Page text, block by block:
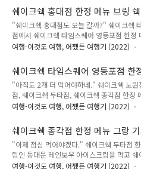
지 않아도 이미 쉐이크쉑 타임스퀘어 영등포
타임 아이스크림을 ..
로 한 계획이 마지막 1개만 남겨놓고 있었어
힘들다." 힘든 정도가 아니었어요. 괴로웠어
리고 울렁거렸어요. 하루에 아이스크림 7개
일인데 쉐이크쉑 아이스크림은 베이스인 소
꽤 느끼하고 많이 달았어요. 그걸 6개 먹었으
게 놀라웠어요. 이제는 진짜 아이스크림 먹기
속이 울렁거리는 게 아니라 진짜..
쉐이크쉑 홍대점 한정 메뉴 브링
이스크림 - 이것도 여행, 어쨌든 여
"쉐이크쉑 홍대점도 오늘 갈까?" 쉐이크쉑
점에서 쉐이크쉑 타임스퀘어 영등포점 한정
이스크림을 먹으며 계속 고민했어요. 아직 시
두 곳 정도가 아니라 지금부터 다시 열심히
도 가능한 시간이었어요. 정말 힘들게 뛰어다
능할 거였어요. "영등포에서 홍대 가려면 귀
에서 홍대입구역으로 가는 것은 매우 귀찮았
홍대입구역까지 바로 이어지는 지하철이 없
역까지 가려면 무조건 환승 한 번은 필수였어
그렇게 멀지 않지만 환승 한 번 해야 한다..
여행-이것도 여행, 어쨌든 여행기 (2022)
쉐이크쉑 타임스퀘어 영등포점 한
타임 아이스크림 - 이것도 여행, 어
"아직도 2개 더 먹어야하네." 쉐이크쉑 노원
점, 쉐이크쉑 두타점, 쉐이크쉑 종각점 한정
먹었어요. 아직도 처음 계획대로 한다면 두
이크쉑 매장 돌아다니며 아이스크림 먹는 것
니었어요. 원래 계획했던 6종류 중 4종류를
2/3까지 끝났어요. "홍대입구에 있는 쉐이
입구에도 쉐이크쉑 매장이 있어요. 홍대입구
공항철도, 경의중앙선 환승역이에요. 지하철
여행-이것도 여행, 어쨌든 여행기 (2022)
쉐이크쉑 종각점 한정 메뉴 그랑
림 - 이것도 여행, 어쨌든 여행기 04
"이제 점심 먹어야겠다." 쉐이크쉑 두타점
림인 동대문 레인보우 아이스크림을 먹고
나왔어요. 점심까지 쉐이크쉑에서 먹고 싶지
여행-이것도 여행, 어쨌든 여행기 (2022)